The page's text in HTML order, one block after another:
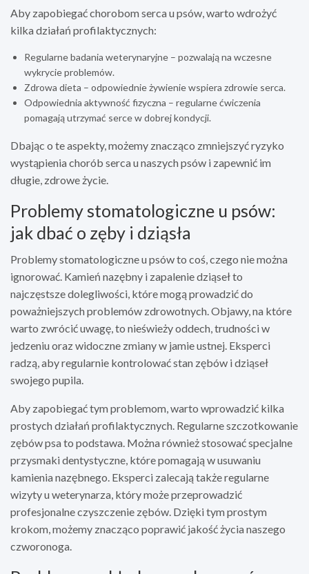
Aby zapobiegać chorobom serca u psów, warto wdrożyć
kilka działań profilaktycznych:
Regularne badania weterynaryjne – pozwalają na wczesne
wykrycie problemów.
Zdrowa dieta – odpowiednie żywienie wspiera zdrowie serca.
Odpowiednia aktywność fizyczna – regularne ćwiczenia
pomagają utrzymać serce w dobrej kondycji.
Dbając o te aspekty, możemy znacząco zmniejszyć ryzyko
wystąpienia chorób serca u naszych psów i zapewnić im
długie, zdrowe życie.
Problemy stomatologiczne u psów:
jak dbać o zęby i dziąsła
Problemy stomatologiczne u psów to coś, czego nie można
ignorować. Kamień nazębny i zapalenie dziąseł to
najczęstsze dolegliwości, które mogą prowadzić do
poważniejszych problemów zdrowotnych. Objawy, na które
warto zwrócić uwagę, to nieświeży oddech, trudności w
jedzeniu oraz widoczne zmiany w jamie ustnej. Eksperci
radzą, aby regularnie kontrolować stan zębów i dziąseł
swojego pupila.
Aby zapobiegać tym problemom, warto wprowadzić kilka
prostych działań profilaktycznych. Regularne szczotkowanie
zębów psa to podstawa. Można również stosować specjalne
przysmaki dentystyczne, które pomagają w usuwaniu
kamienia nazębnego. Eksperci zalecają także regularne
wizyty u weterynarza, który może przeprowadzić
profesjonalne czyszczenie zębów. Dzięki tym prostym
krokom, możemy znacząco poprawić jakość życia naszego
czworonoga.